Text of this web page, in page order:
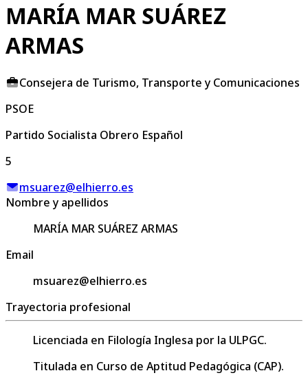
MARÍA MAR SUÁREZ
ARMAS
Consejera de Turismo, Transporte y Comunicaciones
PSOE
Partido Socialista Obrero Español
5
msuarez@elhierro.es
Nombre y apellidos
MARÍA MAR SUÁREZ ARMAS
Email
msuarez@elhierro.es
Trayectoria profesional
Licenciada en Filología Inglesa por la ULPGC.
Titulada en Curso de Aptitud Pedagógica (CAP).